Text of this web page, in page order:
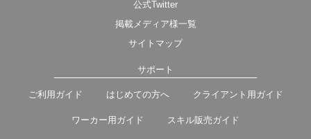
公式Twitter
掲載メディア様一覧
サイトマップ
サポート
ご利用ガイド はじめての方へ クライアント用ガイド
ワーカー用ガイド スキル販売ガイド